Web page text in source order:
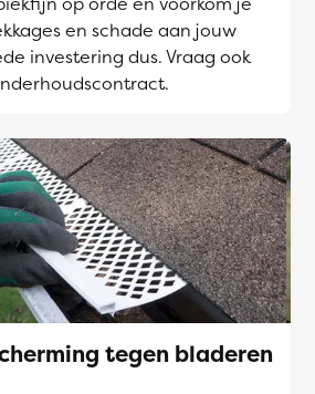
en schade aan jouw
investering dus. Vraag ook
tegen bladeren